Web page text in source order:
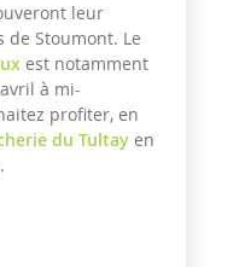
leur
de Stoumont. Le
est notamment
à mi-
profiter, en
du Tultay en